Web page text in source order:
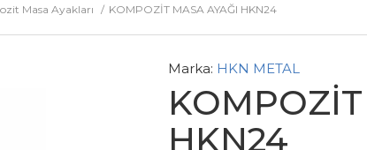
Masa Ayakları KOMPOZİT MASA AYAĞI HKN24
Marka: HKN METAL
HKN24